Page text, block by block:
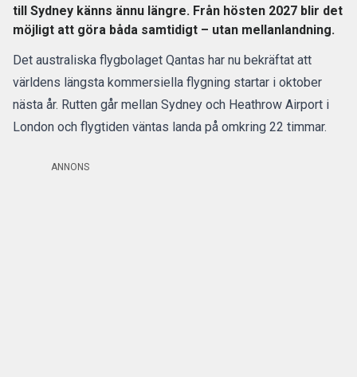
till Sydney känns ännu längre. Från hösten 2027 blir det
möjligt att göra båda samtidigt – utan mellanlandning.
Det australiska flygbolaget Qantas har nu bekräftat att
världens längsta kommersiella flygning startar i oktober
nästa år. Rutten går mellan Sydney och Heathrow Airport i
London och flygtiden väntas landa på omkring 22 timmar.
ANNONS